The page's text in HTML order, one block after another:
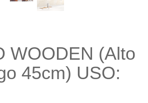
WOODEN (Alto
45cm) USO: